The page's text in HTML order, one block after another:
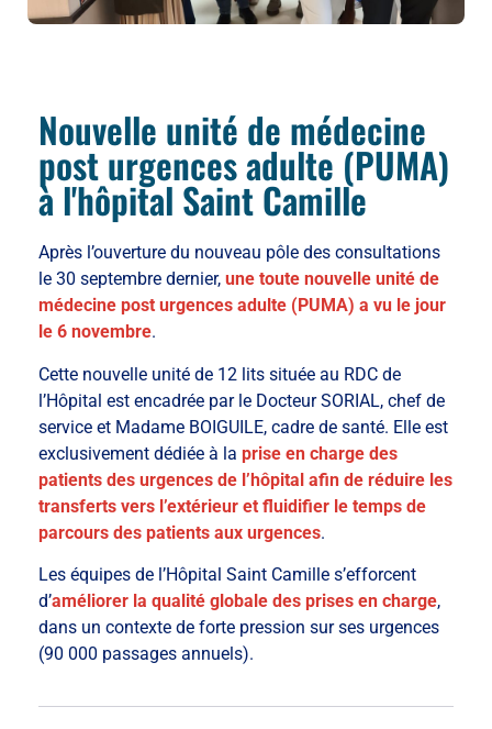
Nouvelle unité de médecine
post urgences adulte (PUMA)
à l'hôpital Saint Camille
Après l’ouverture du nouveau pôle des consultations
le 30 septembre dernier, une toute nouvelle unité de
médecine post urgences adulte (PUMA) a vu le jour
le 6 novembre.
Cette nouvelle unité de 12 lits située au RDC de
l’Hôpital est encadrée par le Docteur SORIAL, chef de
service et Madame BOIGUILE, cadre de santé. Elle est
exclusivement dédiée à la prise en charge des
patients des urgences de l’hôpital afin de réduire les
transferts vers l’extérieur et fluidifier le temps de
parcours des patients aux urgences.
Les équipes de l’Hôpital Saint Camille s’efforcent
d’améliorer la qualité globale des prises en charge,
dans un contexte de forte pression sur ses urgences
(90 000 passages annuels).